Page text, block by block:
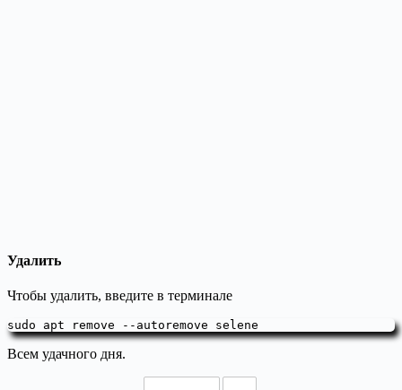
Удалить
Чтобы удалить, введите в терминале
sudo apt remove --autoremove selene
Всем удачного дня.